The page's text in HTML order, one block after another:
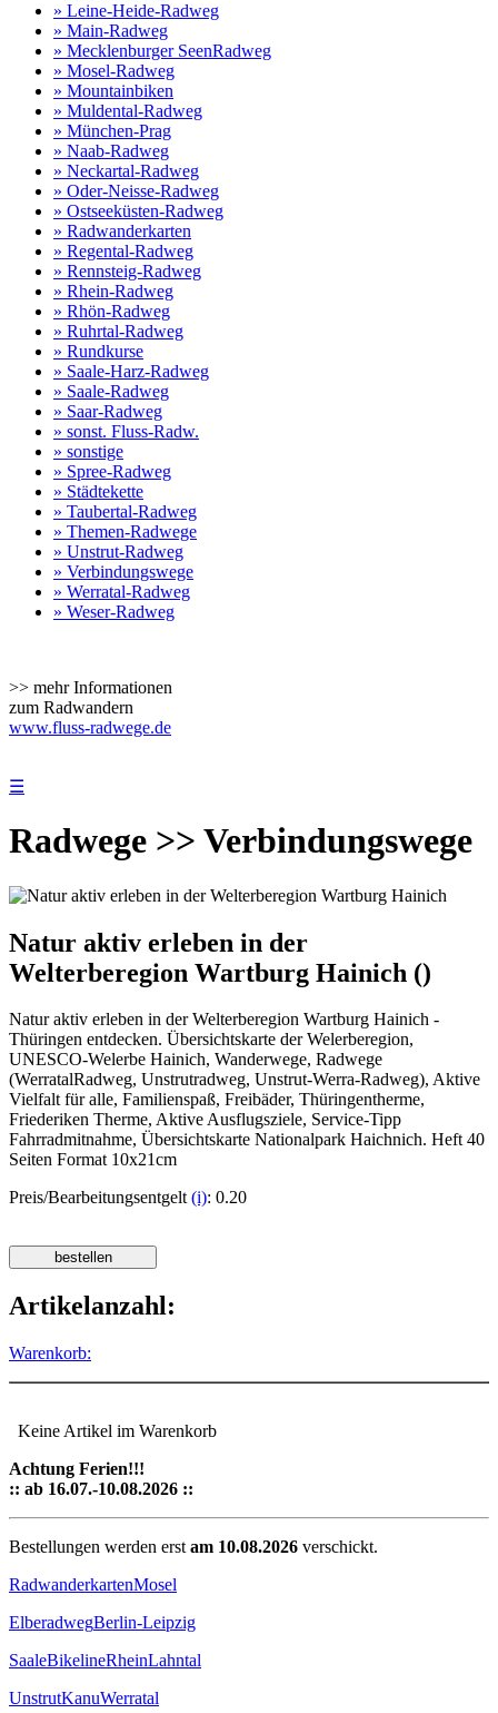
» Leine-Heide-Radweg
» Main-Radweg
» Mecklenburger SeenRadweg
» Mosel-Radweg
» Mountainbiken
» Muldental-Radweg
» München-Prag
» Naab-Radweg
» Neckartal-Radweg
» Oder-Neisse-Radweg
» Ostseeküsten-Radweg
» Radwanderkarten
» Regental-Radweg
» Rennsteig-Radweg
» Rhein-Radweg
» Rhön-Radweg
» Ruhrtal-Radweg
» Rundkurse
» Saale-Harz-Radweg
» Saale-Radweg
» Saar-Radweg
» sonst. Fluss-Radw.
» sonstige
» Spree-Radweg
» Städtekette
» Taubertal-Radweg
» Themen-Radwege
» Unstrut-Radweg
» Verbindungswege
» Werratal-Radweg
» Weser-Radweg
>> mehr Informationen
zum Radwandern
www.fluss-radwege.de
☰
Radwege >> Verbindungswege
Natur aktiv erleben in der
Welterberegion Wartburg Hainich ()
Natur aktiv erleben in der Welterberegion Wartburg Hainich -
Thüringen entdecken. Übersichtskarte der Welerberegion,
UNESCO-Welerbe Hainich, Wanderwege, Radwege
(WerratalRadweg, Unstrutradweg, Unstrut-Werra-Radweg), Aktive
Vielfalt für alle, Familienspaß, Freibäder, Thüringentherme,
Friederiken Therme, Aktive Ausflugsziele, Service-Tipp
Fahrradmitnahme, Übersichtskarte Nationalpark Haichnich. Heft 40
Seiten Format 10x21cm
Preis/Bearbeitungsentgelt(i): 0.20
Artikelanzahl:
Warenkorb:
Keine Artikel im Warenkorb
Achtung Ferien!!!
:: ab 16.07.-10.08.2026 ::
Bestellungen werden erst am 10.08.2026 verschickt.
RadwanderkartenMosel
ElberadwegBerlin-Leipzig
SaaleBikelineRheinLahntal
UnstrutKanuWerratal